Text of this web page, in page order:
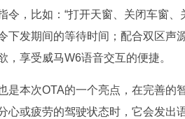
令，比如：“打开天窗、关闭车窗
下发期间的等待时间；配合双区声
，享受威马W6语音交互的便捷。
是本次OTA的一个亮点，在完善的
心或疲劳的驾驶状态时，它会发出